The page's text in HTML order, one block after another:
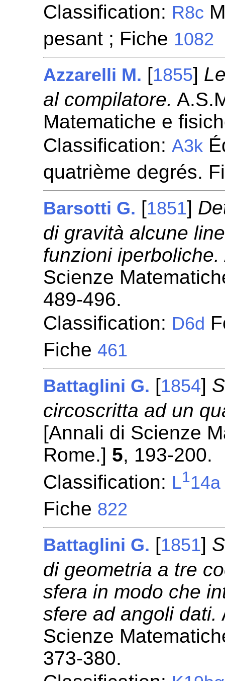
Classification: R8c
pesant ; Fiche 1082
Azzarelli M. [1855]
al compilatore.
Matematiche e
Classification:A3k
quatrième degrés.
Barsotti G. [1851]
di gravità alcune
funzioni iperboliche.
Scienze
489-496.
Classification: D6d
Fiche461
Battaglini G. [1854]
circoscritta ad un
[Annali di Scienze
Rome.] 5, 193-200.
Classification: L114a
Fiche 822
Battaglini G. [1851]
di geometria a tre
sfera in modo che
sfere ad angoli dati.
Scienze
373-380.